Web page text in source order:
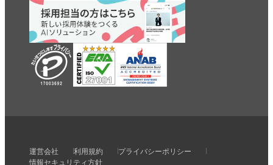
0 0 0 0 0
運営会社 利用規約
プライバシーポリシー
情報セキュリティ方針